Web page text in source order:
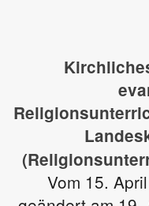
Vom 15.